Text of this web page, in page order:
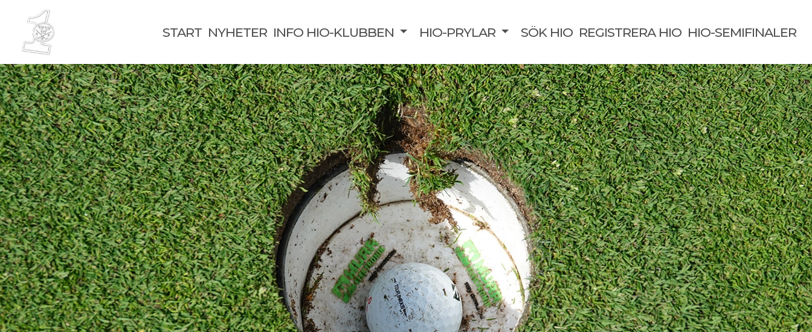
START NYHETER INFO HIO-KLUBBEN HIO-PRYLAR SÖK HIO REGISTRERA HIO HIO-SEMIFINALER